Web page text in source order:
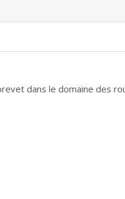
dans le domaine des